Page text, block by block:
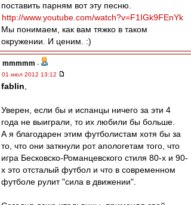
поставить парням вот эту песню.
http://www.youtube.com/watch?v=F1IGk9FEnYk
Мы понимаем, как вам тяжко в таком
окружении. И ценим. :)
mmmmm -
01 июл 2012 13:12
fablin
Уверен, если бы и испанцы ничего за эти 4
года не выиграли, то их любили бы больше.
А я благодарен этим футболистам хотя бы за
то, что они заткнули рот апологетам того, что
игра Бесковско-Романцевского стиля 80-х и 90-
х это отсталый футбол и что в современном
футболе рулит "сила в движении".